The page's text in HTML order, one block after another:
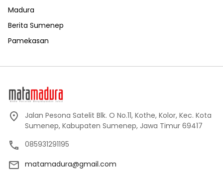
Madura
Berita Sumenep
Pamekasan
Jalan Pesona Satelit Blk. O No.11, Kothe, Kolor, Kec. Kota
Sumenep, Kabupaten Sumenep, Jawa Timur 69417
085931291195
matamadura@gmail.com